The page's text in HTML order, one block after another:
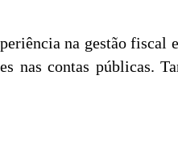
na gestão fiscal
nas contas públicas.